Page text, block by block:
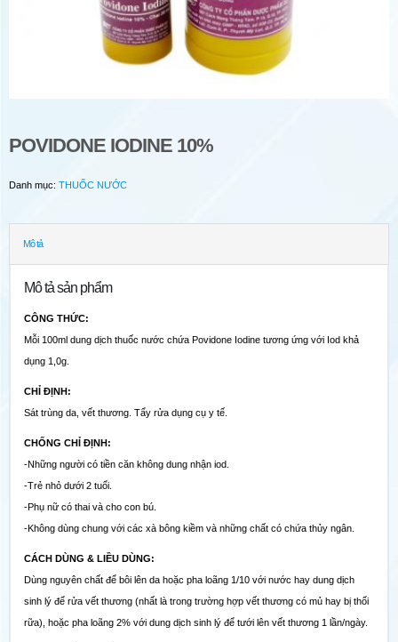
POVIDONE IODINE 10%
Danh mục: THUỐC NƯỚC
Mô tả
Mô tả sản phẩm
CÔNG THỨC:
Mỗi 100ml dung dịch thuốc nước chứa Povidone Iodine tương ứng với Iod khả
dụng 1,0g.
CHỈ ĐỊNH:
Sát trùng da, vết thương. Tẩy rửa dụng cụ y tế.
CHỐNG CHỈ ĐỊNH:
-Những người có tiền căn không dung nhận iod.
-Trẻ nhỏ dưới 2 tuổi.
-Phụ nữ có thai và cho con bú.
-Không dùng chung với các xà bông kiềm và những chất có chứa thủy ngân.
CÁCH DÙNG & LIỀU DÙNG:
Dùng nguyên chất để bôi lên da hoặc pha loãng 1/10 với nước hay dung dịch
sinh lý để rửa vết thương (nhất là trong trường hợp vết thương có mủ hay bị thối
rữa), hoặc pha loãng 2% với dung dịch sinh lý để tưới lên vết thương 1 lần/ngày.